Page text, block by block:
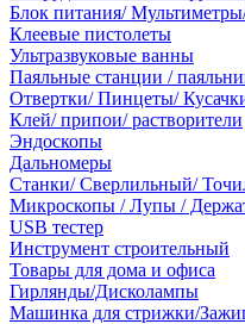
Блок питания/
Клеевые пистолеты
Ультразвуковые ванны
Паяльные станции /
Отвертки/ Пинцеты/
Клей/ припои/ растворители
Эндоскопы
Дальномеры
Станки/ Сверлильный/
Микроскопы / Лупы /
USB тестер
Инструмент строительный
Товары для дома и офиса
Гирлянды/Дисколампы
Машинка для стрижки/